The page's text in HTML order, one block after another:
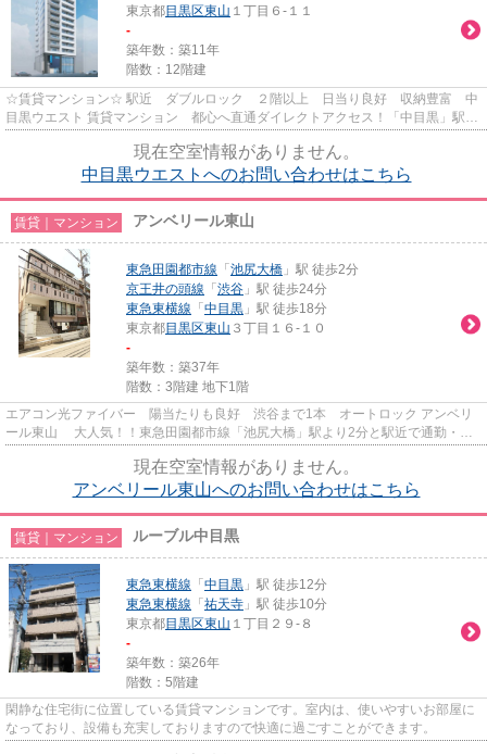
東京都目黒区東山 １丁目６-１１
-
築年数：築11年
階数：12階建
☆賃貸マンション☆ 駅近 ダブルロック ２階以上 日当り良好 収納豊富 中
目黒ウエスト 賃貸マンション 都心へ直通ダイレクトアクセス！「中目黒」駅よ
現在空室情報がありません。
中目黒ウエストへのお問い合わせはこちら
賃貸｜マンション アンベリール東山
東急田園都市線 「 池尻大橋 」駅 徒歩2分
京王井の頭線 「 渋谷 」駅 徒歩24分
東急東横線 「 中目黒 」駅 徒歩18分
東京都目黒区東山 ３丁目１６-１０
-
築年数：築37年
階数：3階建 地下1階
エアコン光ファイバー 陽当たりも良好 渋谷まで1本 オートロック アンベリ
ール東山 大人気！！東急田園都市線「池尻大橋」駅より2分と駅近で通勤・通
現在空室情報がありません。
アンベリール東山へのお問い合わせはこちら
賃貸｜マンション ルーブル中目黒
東急東横線 「 中目黒 」駅 徒歩12分
東急東横線 「 祐天寺 」駅 徒歩10分
東京都目黒区東山 １丁目２９-８
-
築年数：築26年
階数：5階建
閑静な住宅街に位置している賃貸マンションです。室内は、使いやすいお部屋に
なっており、設備も充実しておりますので快適に過ごすことができます。